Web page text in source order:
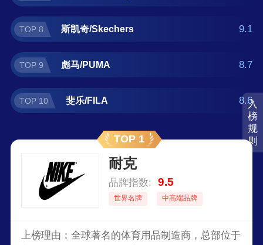
入
榜
规
则
TOP 8 斯凯奇/Skechers 9.1
TOP 9 彪马/PUMA 8.7
TOP 10 斐乐/FILA 8.6
TOP 1
耐克
品牌指数: 9.5
世界名牌 中高端品牌
上榜理由：全球著名的体育用品制造商，总部位于